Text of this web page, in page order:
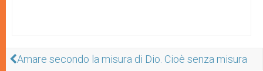
Amare secondo la misura di Dio. Cioè senza misura